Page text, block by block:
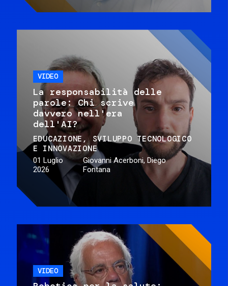
VIDEO
La responsabilità delle
parole: Chi scrive
davvero nell'era
dell'AI?
EDUCAZIONE
SVILUPPO TECNOLOGICO
E INNOVAZIONE
01 Luglio
2026
Giovanni Acerboni, Diego
Fontana
VIDEO